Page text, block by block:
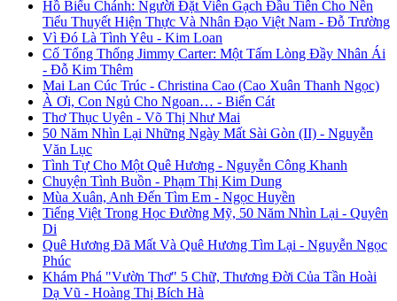
Hồ Biểu Chánh: Người Đặt Viên Gạch Đầu Tiên Cho Nền
Tiểu Thuyết Hiện Thực Và Nhân Đạo Việt Nam - Đỗ Trường
Vì Đó Là Tình Yêu - Kim Loan
Cố Tổng Thống Jimmy Carter: Một Tấm Lòng Đầy Nhân Ái
- Đỗ Kim Thêm
Mai Lan Cúc Trúc - Christina Cao (Cao Xuân Thanh Ngọc)
À Ơi, Con Ngủ Cho Ngoan… - Biển Cát
Thơ Thục Uyên - Võ Thị Như Mai
50 Năm Nhìn Lại Những Ngày Mất Sài Gòn (II) - Nguyễn
Văn Lục
Tình Tự Cho Một Quê Hương - Nguyễn Công Khanh
Chuyện Tình Buồn - Phạm Thị Kim Dung
Mùa Xuân, Anh Đến Tìm Em - Ngọc Huyền
Tiếng Việt Trong Học Đường Mỹ, 50 Năm Nhìn Lại - Quyên
Di
Quê Hương Đã Mất Và Quê Hương Tìm Lại - Nguyễn Ngọc
Phúc
Khám Phá "Vườn Thơ" 5 Chữ, Thương Đời Của Tần Hoài
Dạ Vũ - Hoàng Thị Bích Hà